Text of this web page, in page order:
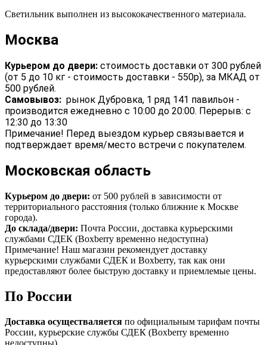
Светильник выполнен из высококачественного материала.
Москва
Курьером до двери: стоимость доставки от 300 рублей
(от 5 до 10 кг - стоимость доставки - 550р), за МКАД от
500 рублей.
Самовывоз: рынок Дубровка, 1 ряд 141 павильон -
производится ежедневно с 10:00 до 20:00. Перерыв: с
12:30 до 13:30
Примечание! Перед выездом курьер связывается и
подтверждает время/место встречи с покупателем.
Московская область
Курьером до двери: от 500 рублей в зависимости от
территориального расстояния (только ближние к Москве
города).
До склада/двери: Почта России, доставка курьерскими
службами СДЕК (Boxberry временно недоступна)
Примечание! Наш магазин рекомендует доставку
курьерскими службами СДЕК и Boxberry, так как они
предоставляют более быструю доставку и приемлемые цены.
По России
Доставка осуществаляется по официальным тарифам почты
России, курьерские службы СДЕК (Boxberry временно
недоступны).